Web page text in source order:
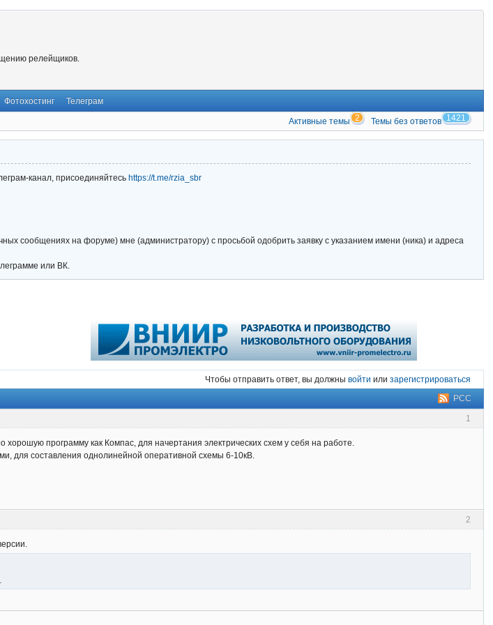
релейщиков.
Фотохостинг Телеграм
Активные темы 2 Темы без ответов 1421
канал, присоединяйтесь https://t.me/rzia_sbr
сообщениях на форуме) мне (администратору) с просьбой одобрить заявку с указанием имени (ника) и адреса
или ВК.
Чтобы отправить ответ, вы должны войти или зарегистрироваться
РСС
1
хорошую программу как Компас, для начертания электрических схем у себя на работе.
для составления однолинейной оперативной схемы 6-10кВ.
2